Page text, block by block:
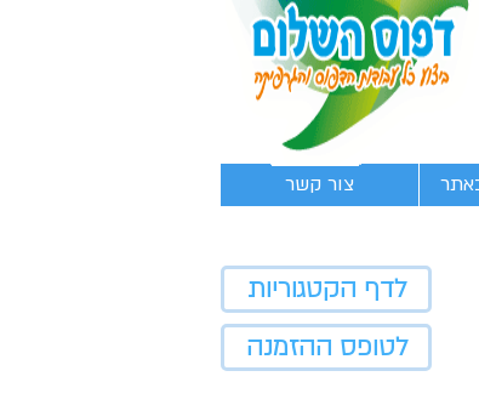
צור קשר
לדף הקטגוריות
לטופס ההזמנה